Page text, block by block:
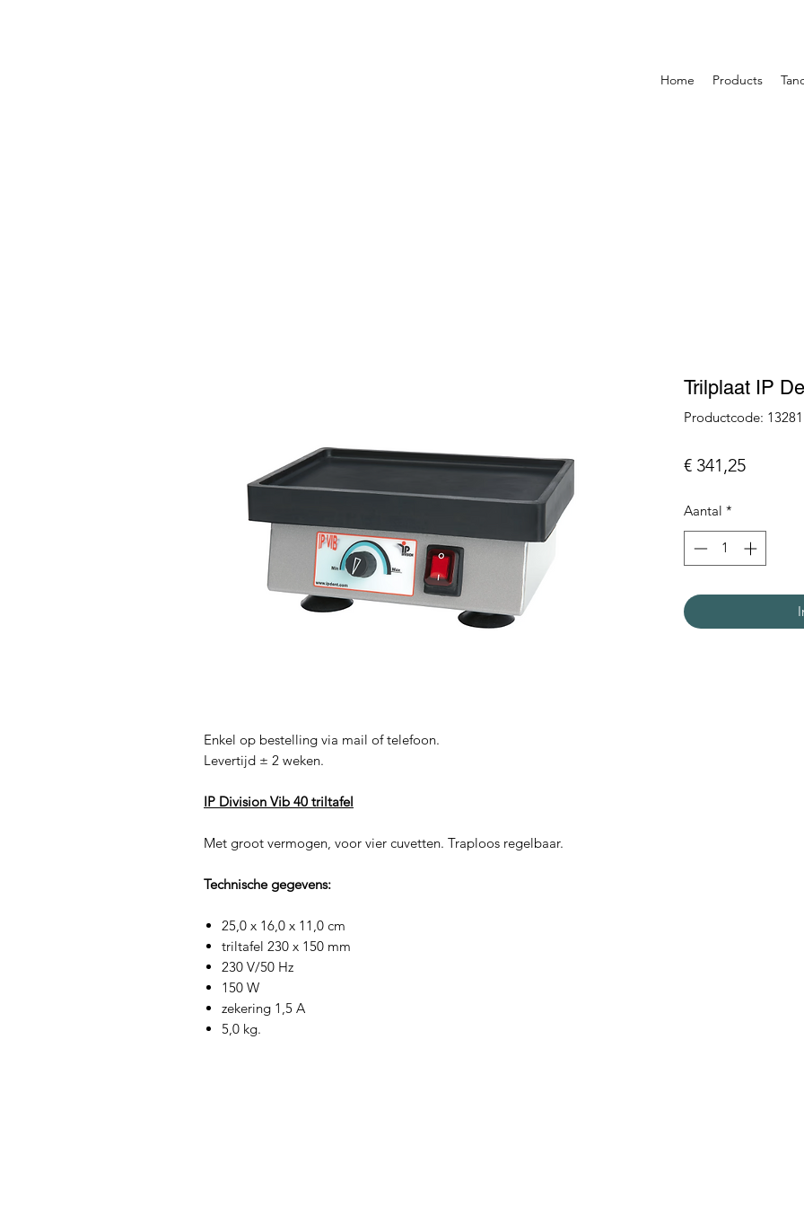
Home Products
Enkel op bestelling via mail of telefoon.
Levertijd ± 2 weken.
IP Division Vib 40 triltafel
Met groot vermogen, voor vier cuvetten. Traploos regelbaar.
Technische gegevens:
25,0 x 16,0 x 11,0 cm
triltafel 230 x 150 mm
230 V/50 Hz
150 W
zekering 1,5 A
5,0 kg.
Trilplaat IP
Productcode: 13281
€ 341,25Prijs
Aantal *